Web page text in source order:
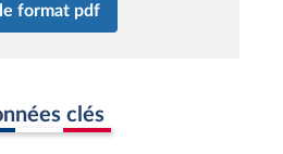
format pdf
clés